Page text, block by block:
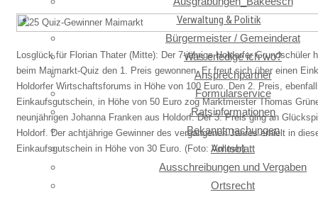
Verwaltung & Politik
Bürgermeister / Gemeinderat
Was erledige ich wo?
Ansprechpartner
Formularservice
Ratsinformationen
Bekanntmachungen
Amtsblatt
Ausschreibungen und Vergaben
Ortsrecht
Losglück für Florian Thater (Mitte): Der 7-jährige Holdorfer Grundschüler
beim Maimarkt-Quiz den 1. Preis gewonnen. Er freut sich über einen
Holdorfer Wirtschaftsforums in Höhe von 100 Euro. Den 2. Preis,
Einkaufsgutschein, in Höhe von 50 Euro zog Marktmeister Thomas
neunjährigen Johanna Franken aus Holdorf. Der 3. Preis ging an
Holdorf. Der achtjährige Gewinner des vergangenen Jahres erhielt in
Einkaufsgutschein in Höhe von 30 Euro. (Foto: Vollmer)